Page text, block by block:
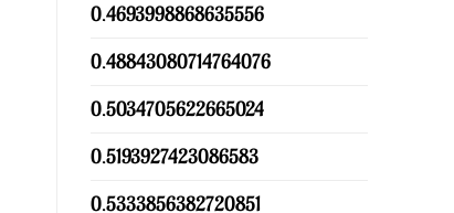
0.4693998868635556
0.48843080714764076
0.5034705622665024
0.5193927423086583
0.5333856382720851